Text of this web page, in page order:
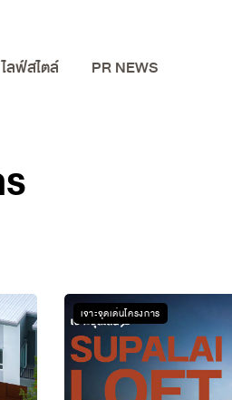
ไลฟ์สไตล์ PR NEWS
เจาะจุดเด่นโครงการ